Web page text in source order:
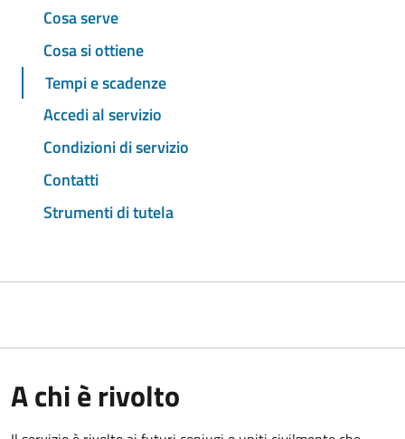
Cosa serve
Cosa si ottiene
Tempi e scadenze
Accedi al servizio
Condizioni di servizio
Contatti
Strumenti di tutela
A chi è rivolto